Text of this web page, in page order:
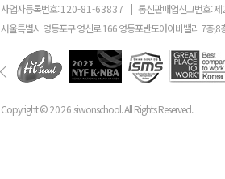
사업자등록번호:120-81-63837 | 통신판매업신고번호: 제
서울특별시 영등포구 영신로 166 영등포반도아이비밸리 7층,8
Copyright ©2026 siwonschool. All Rights Reserved.